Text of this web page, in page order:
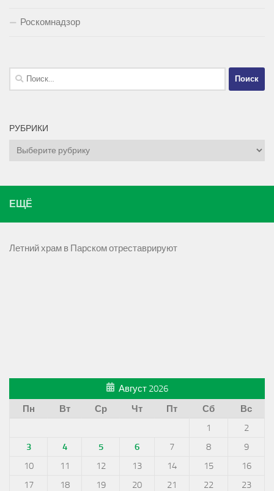
Роскомнадзор
Найти:
РУБРИКИ
Рубрики
ЕЩЁ
Летний храм в Парском отреставрируют
Август 2026
Пн
Вт Ср Чт Пт Сб
Вс
1
2
3
4 5 6 7 8
9
10
11 12 13 14 15
16
17
18 19 20 21 22
23